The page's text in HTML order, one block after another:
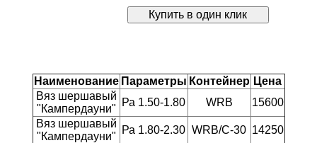
Наименование Параметры Контейнер Цена
Вяз шершавый
"Кампердауни"
Ра 1.50-1.80 WRB
15600
Вяз шершавый
"Кампердауни"
Ра 1.80-2.30 WRB/С-30 14250